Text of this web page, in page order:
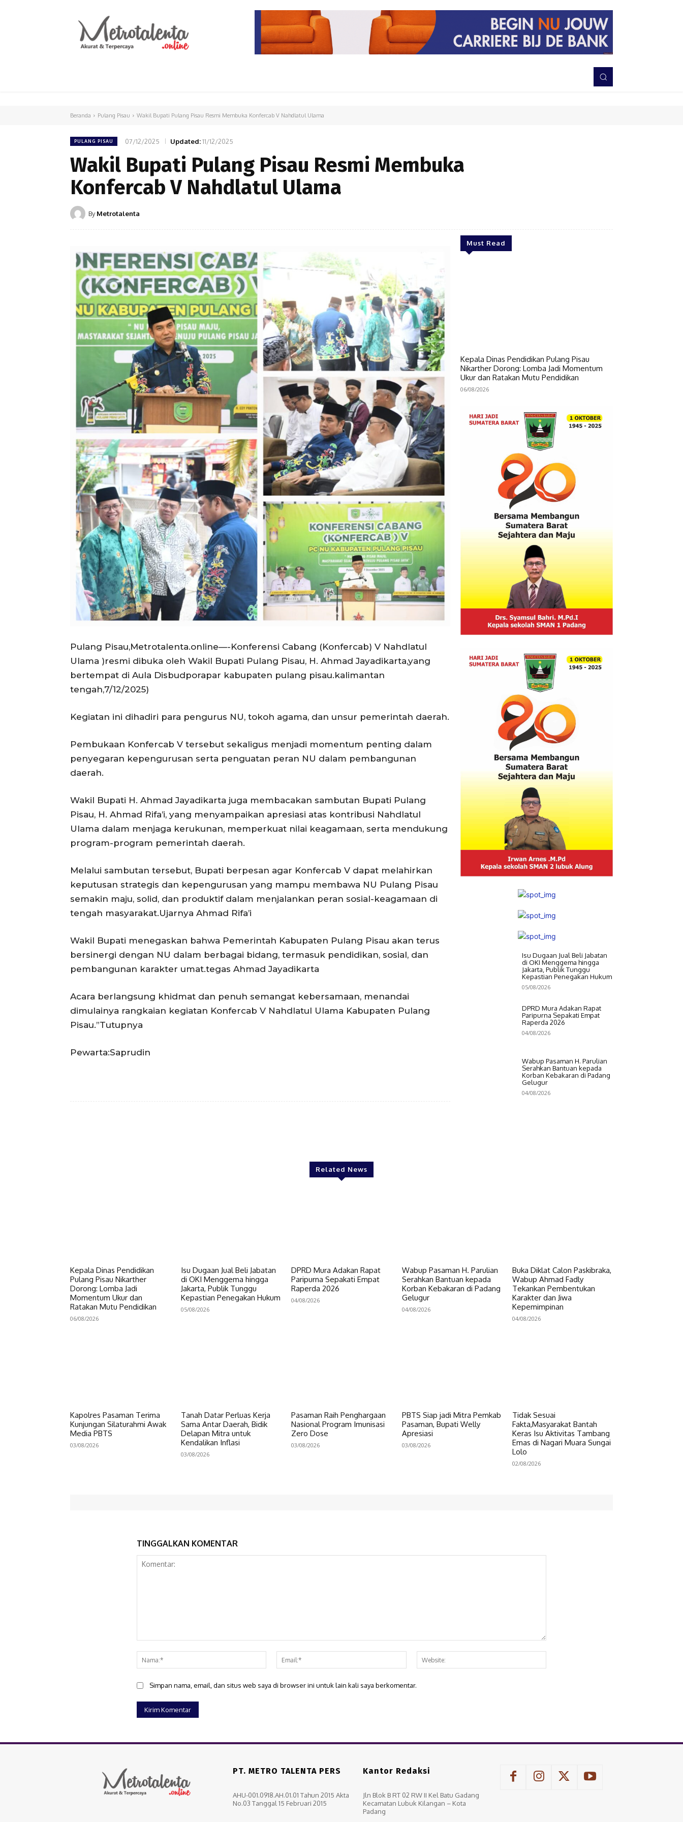
TNI-POLRI
Beranda Pulang Pisau Wakil Bupati Pulang Pisau Resmi Membuka Konfercab V Nahdlatul Ulama
PULANG PISAU 07/12/2025 Updated:11/12/2025
Wakil Bupati Pulang Pisau Resmi Membuka
Konfercab V Nahdlatul Ulama
By Metrotalenta
Pulang Pisau,Metrotalenta.online—-Konferensi Cabang (Konfercab) V Nahdlatul
Ulama )resmi dibuka oleh Wakil Bupati Pulang Pisau, H. Ahmad Jayadikarta,yang
bertempat di Aula Disbudporapar kabupaten pulang pisau.kalimantan
tengah,7/12/2025)
Kegiatan ini dihadiri para pengurus NU, tokoh agama, dan unsur pemerintah daerah.
Pembukaan Konfercab V tersebut sekaligus menjadi momentum penting dalam
penyegaran kepengurusan serta penguatan peran NU dalam pembangunan
daerah.
Wakil Bupati H. Ahmad Jayadikarta juga membacakan sambutan Bupati Pulang
Pisau, H. Ahmad Rifa’i, yang menyampaikan apresiasi atas kontribusi Nahdlatul
Ulama dalam menjaga kerukunan, memperkuat nilai keagamaan, serta mendukung
program-program pemerintah daerah.
Melalui sambutan tersebut, Bupati berpesan agar Konfercab V dapat melahirkan
keputusan strategis dan kepengurusan yang mampu membawa NU Pulang Pisau
semakin maju, solid, dan produktif dalam menjalankan peran sosial-keagamaan di
tengah masyarakat.Ujarnya Ahmad Rifa’i
Wakil Bupati menegaskan bahwa Pemerintah Kabupaten Pulang Pisau akan terus
bersinergi dengan NU dalam berbagai bidang, termasuk pendidikan, sosial, dan
pembangunan karakter umat.tegas Ahmad Jayadikarta
Acara berlangsung khidmat dan penuh semangat kebersamaan, menandai
dimulainya rangkaian kegiatan Konfercab V Nahdlatul Ulama Kabupaten Pulang
Pisau.”Tutupnya
Pewarta:Saprudin
Must Read
Kepala Dinas Pendidikan Pulang Pisau
Nikarther Dorong: Lomba Jadi Momentum
Ukur dan Ratakan Mutu Pendidikan
06/08/2026
Isu Dugaan Jual Beli Jabatan
di OKI Menggema hingga
Jakarta, Publik Tunggu
Kepastian Penegakan Hukum
05/08/2026
DPRD Mura Adakan Rapat
Paripurna Sepakati Empat
Raperda 2026
04/08/2026
Wabup Pasaman H. Parulian
Serahkan Bantuan kepada
Korban Kebakaran di Padang
Gelugur
04/08/2026
Related News
Kepala Dinas Pendidikan
Pulang Pisau Nikarther
Dorong: Lomba Jadi
Momentum Ukur dan
Ratakan Mutu Pendidikan
06/08/2026
Isu Dugaan Jual Beli Jabatan
di OKI Menggema hingga
Jakarta, Publik Tunggu
Kepastian Penegakan Hukum
05/08/2026
DPRD Mura Adakan Rapat
Paripurna Sepakati Empat
Raperda 2026
04/08/2026
Wabup Pasaman H. Parulian
Serahkan Bantuan kepada
Korban Kebakaran di Padang
Gelugur
04/08/2026
Buka Diklat Calon Paskibraka,
Wabup Ahmad Fadly
Tekankan Pembentukan
Karakter dan Jiwa
Kepemimpinan
04/08/2026
Kapolres Pasaman Terima
Kunjungan Silaturahmi Awak
Media PBTS
03/08/2026
Tanah Datar Perluas Kerja
Sama Antar Daerah, Bidik
Delapan Mitra untuk
Kendalikan Inflasi
03/08/2026
Pasaman Raih Penghargaan
Nasional Program Imunisasi
Zero Dose
03/08/2026
PBTS Siap jadi Mitra Pemkab
Pasaman, Bupati Welly
Apresiasi
03/08/2026
Tidak Sesuai
Fakta,Masyarakat Bantah
Keras Isu Aktivitas Tambang
Emas di Nagari Muara Sungai
Lolo
02/08/2026
TINGGALKAN KOMENTAR
Nama:*
Email:*
Simpan nama, email, dan situs web saya di browser ini untuk lain kali saya berkomentar.
PT. METRO TALENTA PERS
AHU-001.0918.AH.01.01 Tahun 2015 Akta
No.03 Tanggal 15 Februari 2015
Kantor Redaksi
Jln Blok B RT 02 RW II Kel Batu Gadang
Kecamatan Lubuk Kilangan – Kota
Padang